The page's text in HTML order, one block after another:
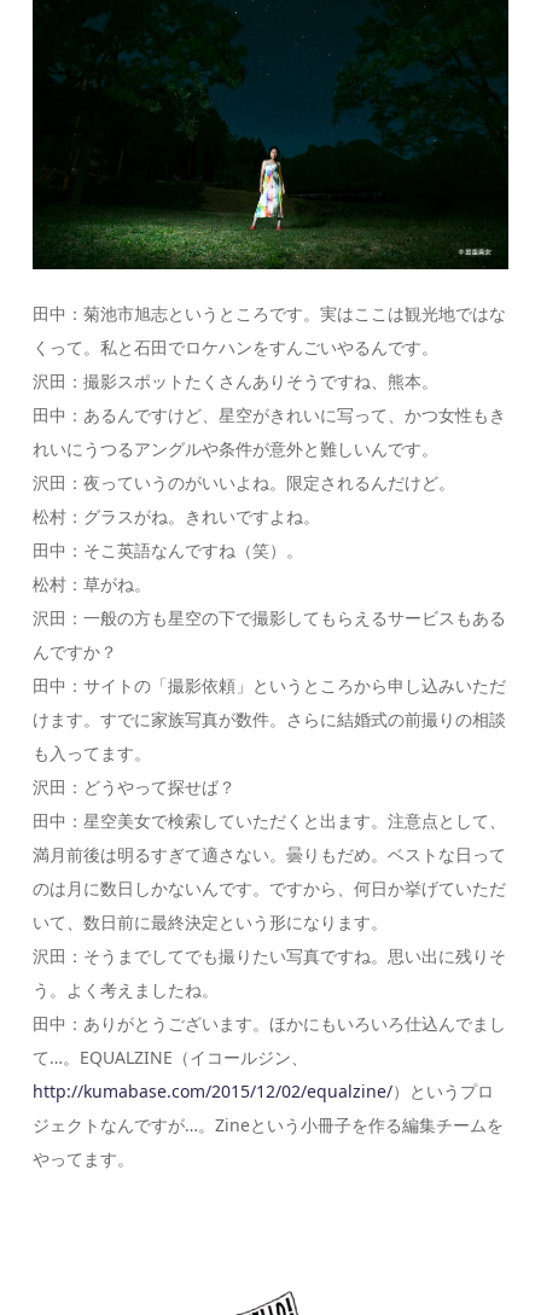
田中：菊池市旭志というところです。実はここは観光地ではな
くって。私と石田でロケハンをすんごいやるんです。
沢田：撮影スポットたくさんありそうですね、熊本。
田中：あるんですけど、星空がきれいに写って、かつ女性もき
れいにうつるアングルや条件が意外と難しいんです。
沢田：夜っていうのがいいよね。限定されるんだけど。
松村：グラスがね。きれいですよね。
田中：そこ英語なんですね（笑）。
松村：草がね。
沢田：一般の方も星空の下で撮影してもらえるサービスもある
んですか？
田中：サイトの「撮影依頼」というところから申し込みいただ
けます。すでに家族写真が数件。さらに結婚式の前撮りの相談
も入ってます。
沢田：どうやって探せば？
田中：星空美女で検索していただくと出ます。注意点として、
満月前後は明るすぎて適さない。曇りもだめ。ベストな日って
のは月に数日しかないんです。ですから、何日か挙げていただ
いて、数日前に最終決定という形になります。
沢田：そうまでしてでも撮りたい写真ですね。思い出に残りそ
う。よく考えましたね。
田中：ありがとうございます。ほかにもいろいろ仕込んでまし
て…。EQUALZINE（イコールジン、
http://kumabase.com/2015/12/02/equalzine/）というプロ
ジェクトなんですが…。Zineという小冊子を作る編集チームを
やってます。